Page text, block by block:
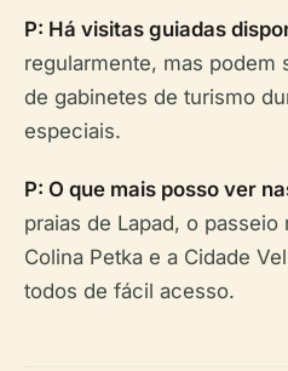
P: Há visitas guiadas
regularmente, mas podem
de gabinetes de turismo
especiais.
P: O que mais posso ver
praias de Lapad, o
Colina Petka e a Cidade
todos de fácil acesso.